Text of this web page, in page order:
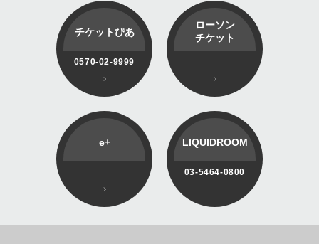
チケットぴあ
0570-02-9999
ローソン
チケット
e+ LIQUIDROOM
03-5464-0800